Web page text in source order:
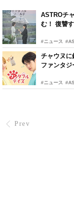
ASTROチ
む！ 復讐
#ニュース
チャウヌに
ファンタジ
#ニュース
Prev